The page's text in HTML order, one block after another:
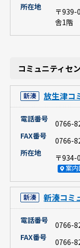
所在地
〒939-
舎1階
コミュニティセ
新湊 放生津コ
電話番号
0766-
FAX番号
0766-
所在地
〒934-
案内
新湊 新湊コミ
電話番号
0766-
FAX番号
0766-